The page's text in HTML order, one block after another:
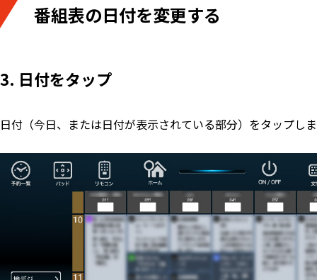
番組表の日付を変更する
3. 日付をタップ
日付（今日、または日付が表示されている部分）をタップし